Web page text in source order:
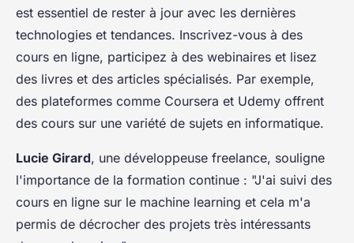
est essentiel de rester à jour avec les dernières
technologies et tendances. Inscrivez-vous à des
cours en ligne, participez à des webinaires et lisez
des livres et des articles spécialisés. Par exemple,
des plateformes comme Coursera et Udemy offrent
des cours sur une variété de sujets en informatique.
Lucie Girard, une développeuse freelance, souligne
l'importance de la formation continue : "J'ai suivi des
cours en ligne sur le machine learning et cela m'a
permis de décrocher des projets très intéressants